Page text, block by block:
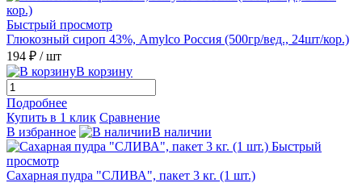
Быстрый просмотр
Глюкозный сироп 43%, Amylco Россия (500гр/вед., 24шт/кор.)
194 ₽ / шт
В корзину
Подробнее
Купить в 1 клик Сравнение
В избранное
В наличии
Быстрый
просмотр
Сахарная пудра "СЛИВА", пакет 3 кг. (1 шт.)